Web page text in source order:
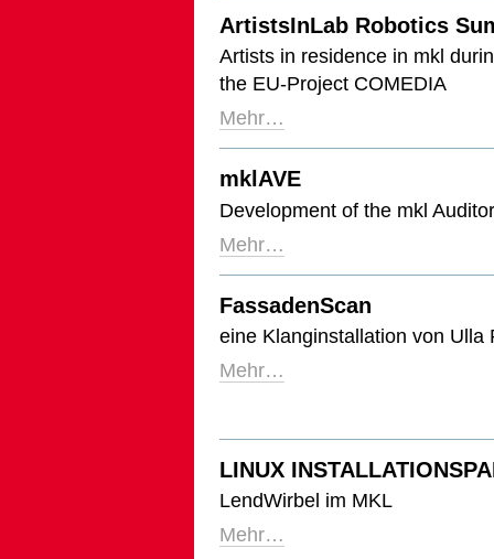
ArtistsInLab Robotics
Artists in residence in mkl
the EU-Project COMEDIA
Mehr…
mklAVE
Development of the mkl
Mehr…
FassadenScan
eine Klanginstallation von
Mehr…
LINUX
LendWirbel im MKL
Mehr…